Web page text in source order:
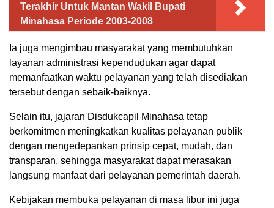
Terakhir Untuk Mantan Wakil Bupati
Minahasa Periode 2003-2008
Ia juga mengimbau masyarakat yang membutuhkan
layanan administrasi kependudukan agar dapat
memanfaatkan waktu pelayanan yang telah disediakan
tersebut dengan sebaik-baiknya.
Selain itu, jajaran Disdukcapil Minahasa tetap
berkomitmen meningkatkan kualitas pelayanan publik
dengan mengedepankan prinsip cepat, mudah, dan
transparan, sehingga masyarakat dapat merasakan
langsung manfaat dari pelayanan pemerintah daerah.
Kebijakan membuka pelayanan di masa libur ini juga